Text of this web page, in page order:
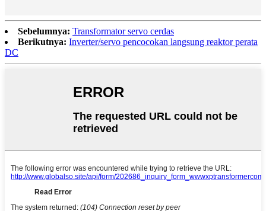
Sebelumnya: Transformator servo cerdas
Berikutnya: Inverter/servo pencocokan langsung reaktor perata
DC